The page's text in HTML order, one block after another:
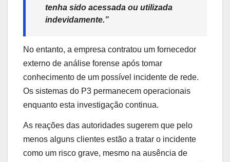
tenha sido acessada ou utilizada
indevidamente.”
No entanto, a empresa contratou um fornecedor
externo de análise forense após tomar
conhecimento de um possível incidente de rede.
Os sistemas do P3 permanecem operacionais
enquanto esta investigação continua.
As reações das autoridades sugerem que pelo
menos alguns clientes estão a tratar o incidente
como um risco grave, mesmo na ausência de